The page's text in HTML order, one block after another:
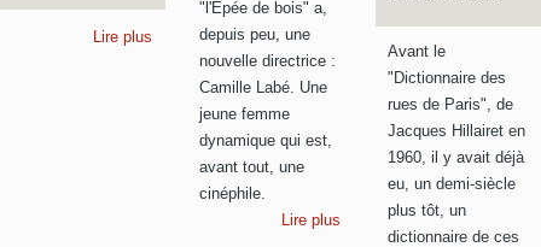
Lire plus
"l'Épée de bois" a,
depuis peu, une
nouvelle directrice :
Camille Labé. Une
jeune femme
dynamique qui est,
avant tout, une
cinéphile.
Lire plus
Avant le
"Dictionnaire des
rues de Paris", de
Jacques Hillairet en
1960, il y avait déjà
eu, un demi-siècle
plus tôt, un
dictionnaire de ces